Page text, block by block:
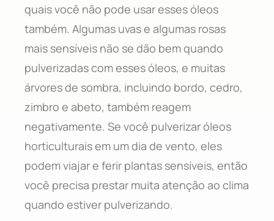
quais você não pode usar esses óleos
também. Algumas uvas e algumas rosas
mais sensíveis não se dão bem quando
pulverizadas com esses óleos, e muitas
árvores de sombra, incluindo bordo, cedro,
zimbro e abeto, também reagem
negativamente. Se você pulverizar óleos
horticulturais em um dia de vento, eles
podem viajar e ferir plantas sensíveis, então
você precisa prestar muita atenção ao clima
quando estiver pulverizando.